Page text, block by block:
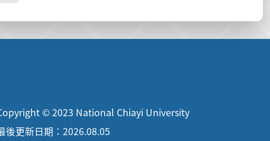
© 2023 National Chiayi University
後更新日期：2026.08.05